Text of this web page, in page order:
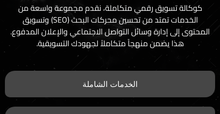
الخدمات الشاملة
رقمي متكاملة، نقدم مجموعة واسعة من
الخدمات تمتد من تحسين محركات البحث (SEO) وتسويق
وسائل التواصل الاجتماعي والإعلان المدفوع.
منهجاً متكاملاً لجهودك التسويقية.